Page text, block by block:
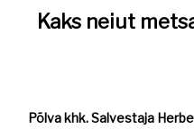
Kaks neiut
Põlva khk. Salvestaja